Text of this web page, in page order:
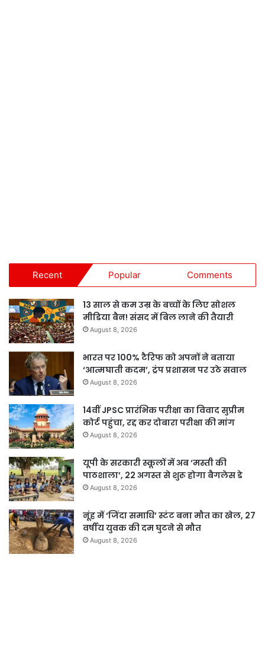
Recent Popular Comments
13 साल से कम उम्र के बच्चों के लिए सोशल
मीडिया बैन! संसद में बिल लाने की तैयारी
August 8, 2026
भारत पर 100% टैरिफ को अपनों ने बताया
‘आत्मघाती कदम’, ट्रंप प्रशासन पर उठे सवाल
August 8, 2026
14वीं JPSC प्रारंभिक परीक्षा का विवाद सुप्रीम
कोर्ट पहुंचा, रद्द कर दोबारा परीक्षा की मांग
August 8, 2026
यूपी के सरकारी स्कूलों में अब ‘मस्ती की
पाठशाला’, 22 अगस्त से शुरू होगा बैगलेस डे
August 8, 2026
नूंह में ‘जिंदा समाधि’ स्टंट बना मौत का खेल, 27
वर्षीय युवक की दम घुटने से मौत
August 8, 2026